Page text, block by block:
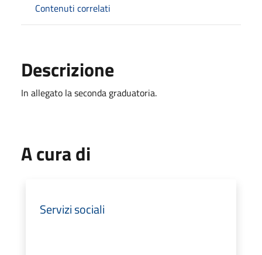
Contenuti correlati
Descrizione
In allegato la seconda graduatoria.
A cura di
Servizi sociali